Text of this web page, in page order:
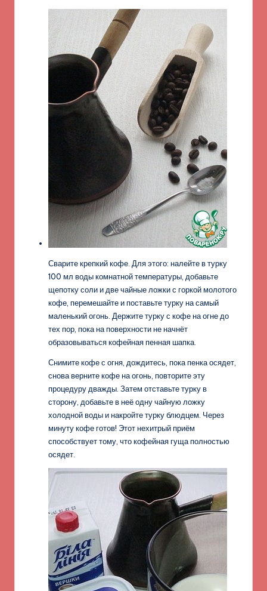
Сварите крепкий кофе. Для этого: налейте в турку
100 мл воды комнатной температуры, добавьте
щепотку соли и две чайные ложки с горкой молотого
кофе, перемешайте и поставьте турку на самый
маленький огонь. Держите турку с кофе на огне до
тех пор, пока на поверхности не начнёт
образовываться кофейная пенная шапка.
Снимите кофе с огня, дождитесь, пока пенка осядет,
снова верните кофе на огонь, повторите эту
процедуру дважды. Затем отставьте турку в
сторону, добавьте в неё одну чайную ложку
холодной воды и накройте турку блюдцем. Через
минуту кофе готов! Этот нехитрый приём
способствует тому, что кофейная гуща полностью
осядет.